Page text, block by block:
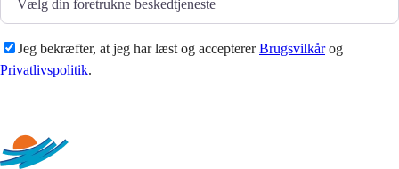
Jeg bekræfter, at jeg har læst og acceptererBrugsvilkårog
Privatlivspolitik.